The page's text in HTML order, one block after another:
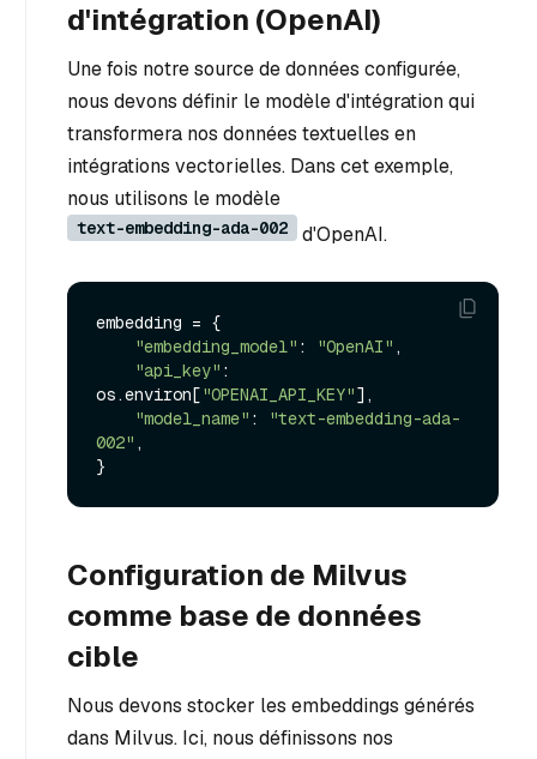
d'intégration (OpenAI)
Une fois notre source de données configurée,
nous devons définir le modèle d'intégration qui
transformera nos données textuelles en
intégrations vectorielles. Dans cet exemple,
nous utilisons le modèle
text-embedding-ada-002 d'OpenAI.
embedding = {
"embedding_model" : "OpenAI" ,
"api_key" :
os.environ["OPENAI_API_KEY"],
"model_name" :
"text-embedding-ada-
002" ,
Configuration de Milvus
comme base de données
cible
Nous devons stocker les embeddings générés
dans Milvus. Ici, nous définissons nos